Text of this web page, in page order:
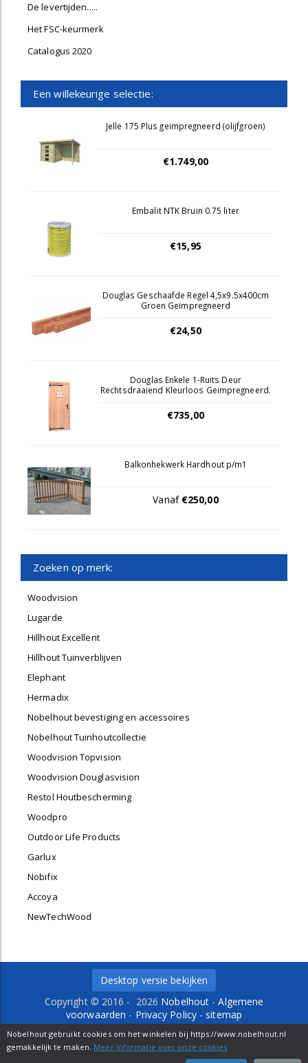
De levertijden.....
Het FSC-keurmerk
Catalogus 2020
Een willekeurige selectie:
Jelle 175 Plus geimpregneerd (olijfgroen)
€1.749,00
Embalit NTK Bruin 0.75 liter
€15,95
Douglas Geschaafde Regel 4,5x9.5x400cm
Groen Geïmpregneerd
€24,50
Douglas Enkele 1-Ruits Deur
Rechtsdraaiend Kleurloos Geimpregneerd.
€735,00
Balkonhekwerk Hardhout p/m1
Vanaf €250,00
Zoeken op merk:
Woodvision
Lugarde
Hillhout Excellent
Hillhout Tuinverblijven
Elephant
Hermadix
Nobelhout bevestiging en accessoires
Nobelhout Tuinhoutcollectie
Woodvision Topvision
Woodvision Douglasvision
Restol Houtbescherming
Woodpro
Outdoor Life Products
Garlux
Nobifix
Accoya
NewTechWood
Desktop versie bekijken
Copyright © 2016 - 2026 Nobelhout -Algemene
voorwaarden - Privacy Policy- sitemap
Delfweg 36 b-2211 VM-Noordwijkerhout- Tel. 0252-
429484 -info@nobelhout.nl
Nobelhout gebruikt cookies om het winkelen bij https://www.nobelhout.nl
gemakkelijk te maken. Meer informatie over onze cookies